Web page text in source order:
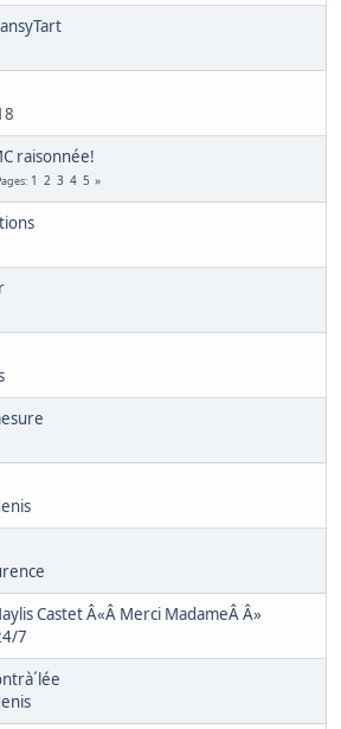
raisonnée!
1 2 3 4 5
Castet Â«Â Merci MadameÂ Â»
7